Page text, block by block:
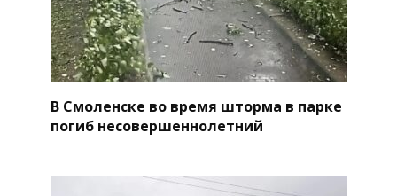
В Смоленске во время шторма в парке
погиб несовершеннолетний